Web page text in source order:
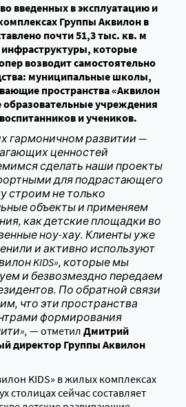
введенных в эксплуатацию и
Группы Аквилон в
почти 51,3 тыс. кв. м
инфраструктуры, которые
возводит самостоятельно
муниципальные школы,
пространства «Аквилон
образовательные учреждения
и учеников.
гармоничном развитии —
ценностей
сделать наши проекты
для подрастающего
строим не только
объекты и применяем
как детские площадки во
ноу-хау. Клиенты уже
и активно используют
KIDS», которыемы
и безвозмездно передаем
По обратной связи
что эти пространства
формирования
— отметил Дмитрий
директор Группы Аквилон
KIDS» в жилых комплексах
столицах сейчас составляет